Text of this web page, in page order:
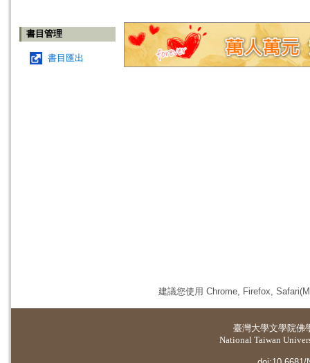
書目管理
書目匯出
建議您使用 Chrome, Firefox,
臺灣大學文學院佛
National Taiwan